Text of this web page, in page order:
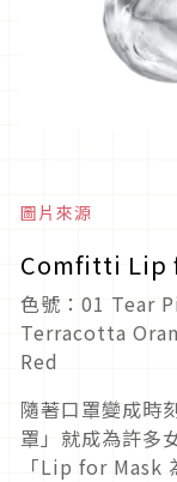
圖片來源
Comfitti Lip
色號：01 Tear
Terracotta
Red
隨著口罩變成時
罩」就成為許多
「Lip for Mask